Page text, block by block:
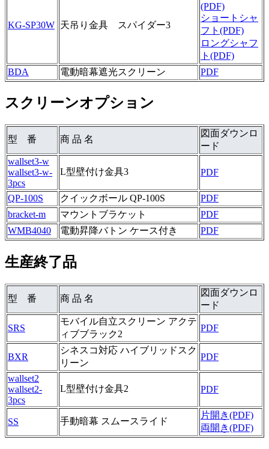
KG-SP30W 天吊り金具 スパイダー3
(PDF)
ショートシャ
フト(PDF)
ロングシャフ
ト(PDF)
BDA
電動暗幕遮光スクリーン PDF
スクリーンオプション
型 番 商 品 名
図面ダウンロ
ード
wallset3-w
wallset3-w-
3pcs
L型壁付け金具3 PDF
QP-100S クイックボール QP-100S
PDF
bracket-m
マウントブラケット
PDF
WMB4040
電動昇降バトン ケース付き PDF
生産終了品
型 番 商 品 名
図面ダウンロ
ード
SRS
モバイル自立スクリーン アクテ
ィブブラック2
PDF
BXR
シネスコ対応 ハイブリッドスク
リーン
PDF
wallset2
wallset2-
3pcs
L型壁付け金具2 PDF
SS 手動暗幕 スムースライド
片開き(PDF)
両開き(PDF)